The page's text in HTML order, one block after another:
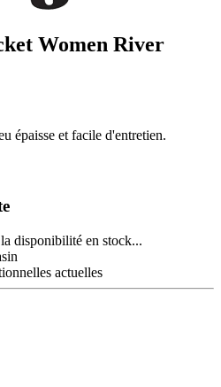
Women River
épaisse et facile d'entretien.
disponibilité en stock...
actuelles